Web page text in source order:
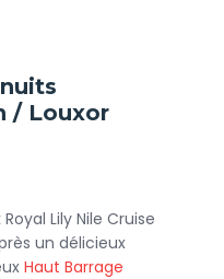
détente tout en
croisière, vous
fascinante, enrichie
qui vous éclairera
/ Louxor
Lily Nile Cruise
un délicieux
Haut Barrage